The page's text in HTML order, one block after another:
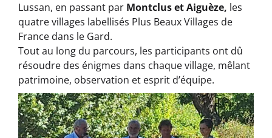
Lussan, en passant par Montclus et Aiguèze, les
quatre villages labellisés Plus Beaux Villages de
France dans le Gard.
Tout au long du parcours, les participants ont dû
résoudre des énigmes dans chaque village, mêlant
patrimoine, observation et esprit d’équipe.